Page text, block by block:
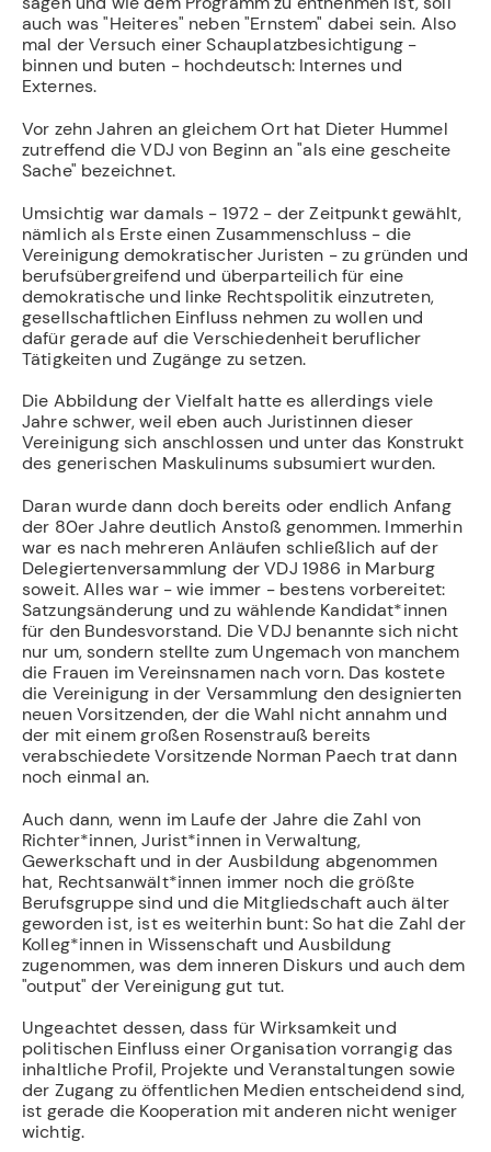
auch was "Heiteres" neben "Ernstem" dabei sein. Also
mal der Versuch einer Schauplatzbesichtigung -
binnen und buten - hochdeutsch: Internes und
Externes.
Vor zehn Jahren an gleichem Ort hat Dieter Hummel
zutreffend die VDJ von Beginn an "als eine gescheite
Sache" bezeichnet.
Umsichtig war damals - 1972 - der Zeitpunkt gewählt,
nämlich als Erste einen Zusammenschluss - die
Vereinigung demokratischer Juristen - zu gründen und
berufsübergreifend und überparteilich für eine
demokratische und linke Rechtspolitik einzutreten,
gesellschaftlichen Einfluss nehmen zu wollen und
dafür gerade auf die Verschiedenheit beruflicher
Tätigkeiten und Zugänge zu setzen.
Die Abbildung der Vielfalt hatte es allerdings viele
Jahre schwer, weil eben auch Juristinnen dieser
Vereinigung sich anschlossen und unter das Konstrukt
des generischen Maskulinums subsumiert wurden.
Daran wurde dann doch bereits oder endlich Anfang
der 80er Jahre deutlich Anstoß genommen. Immerhin
war es nach mehreren Anläufen schließlich auf der
Delegiertenversammlung der VDJ 1986 in Marburg
soweit. Alles war - wie immer - bestens vorbereitet:
Satzungsänderung und zu wählende Kandidat*innen
für den Bundesvorstand. Die VDJ benannte sich nicht
nur um, sondern stellte zum Ungemach von manchem
die Frauen im Vereinsnamen nach vorn. Das kostete
die Vereinigung in der Versammlung den designierten
neuen Vorsitzenden, der die Wahl nicht annahm und
der mit einem großen Rosenstrauß bereits
verabschiedete Vorsitzende Norman Paech trat dann
noch einmal an.
Auch dann, wenn im Laufe der Jahre die Zahl von
Richter*innen, Jurist*innen in Verwaltung,
Gewerkschaft und in der Ausbildung abgenommen
hat, Rechtsanwält*innen immer noch die größte
Berufsgruppe sind und die Mitgliedschaft auch älter
geworden ist, ist es weiterhin bunt: So hat die Zahl der
Kolleg*innen in Wissenschaft und Ausbildung
zugenommen, was dem inneren Diskurs und auch dem
"output" der Vereinigung gut tut.
Ungeachtet dessen, dass für Wirksamkeit und
politischen Einfluss einer Organisation vorrangig das
inhaltliche Profil, Projekte und Veranstaltungen sowie
der Zugang zu öffentlichen Medien entscheidend sind,
ist gerade die Kooperation mit anderen nicht weniger
wichtig.